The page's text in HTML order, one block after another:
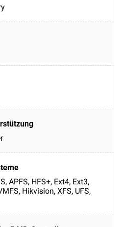
APFS, HFS+, Ext4, Ext3,
Hikvision, XFS, UFS,